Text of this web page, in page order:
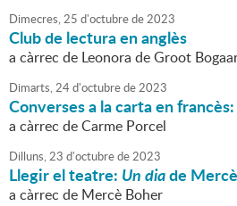
Dimecres,25 d'octubrede2023
Club de lectura en anglès
a càrrec de Leonora de Groot
Dimarts,24d'octubrede2023
Converses a la carta en francès:
a càrrec de Carme Porcel
Dilluns,23 d'octubrede2023
Llegir el teatre: Un diade
a càrrec de Mercè Boher